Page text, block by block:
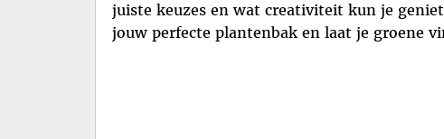
juiste keuzes en wat creativiteit kun je
jouw perfecte plantenbak en laat je groene